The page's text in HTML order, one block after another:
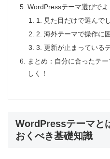
WordPressテーマ選びで
1. 見た目だけで選んで
2. 海外テーマで操作に
3. 更新が止まっている
まとめ：自分に合ったテ
しく！
WordPressテーマと
おくべき基礎知識